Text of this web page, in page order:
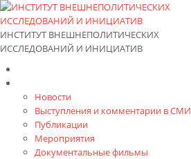
ИНСТИТУТ ВНЕШНЕПОЛИТИЧЕСКИХ
ИССЛЕДОВАНИЙ И ИНИЦИАТИВ
Новости
Выступления и коммента­рии в СМИ
Публикации
Мероприятия
Документальные фильмы